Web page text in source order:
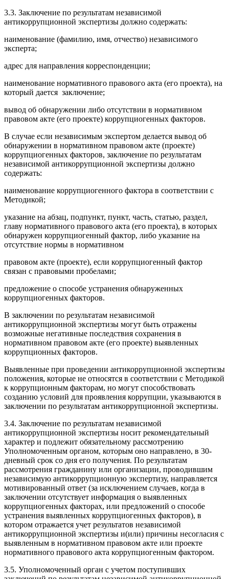
3.3. Заключение по результатам независимой
антикоррупционной экспертизы должно содержать:
наименование (фамилию, имя, отчество) независимого
эксперта;
адрес для направления корреспонденции;
наименование нормативного правового акта (его проекта), на
который дается заключение;
вывод об обнаружении либо отсутствии в нормативном
правовом акте (его проекте) коррупциогенных факторов.
В случае если независимым экспертом делается вывод об
обнаружении в нормативном правовом акте (проекте)
коррупциогенных факторов, заключение по результатам
независимой антикоррупционной экспертизы должно
содержать:
наименование коррупциогенного фактора в соответствии с
Методикой;
указание на абзац, подпункт, пункт, часть, статью, раздел,
главу нормативного правового акта (его проекта), в которых
обнаружен коррупциогенный фактор, либо указание на
отсутствие нормы в нормативном
правовом акте (проекте), если коррупциогенный фактор
связан с правовыми пробелами;
предложение о способе устранения обнаруженных
коррупциогенных факторов.
В заключении по результатам независимой
антикоррупционной экспертизы могут быть отражены
возможные негативные последствия сохранения в
нормативном правовом акте (его проекте) выявленных
коррупционных факторов.
Выявленные при проведении антикоррупционной экспертизы
положения, которые не относятся в соответствии с Методикой
к коррупционным факторам, но могут способствовать
созданию условий для проявления коррупции, указываются в
заключении по результатам антикоррупционной экспертизы.
3.4. Заключение по результатам независимой
антикоррупционной экспертизы носит рекомендательный
характер и подлежит обязательному рассмотрению
Уполномоченным органом, которым оно направлено, в 30-
дневный срок со дня его получения. По результатам
рассмотрения гражданину или организации, проводившим
независимую антикоррупционную экспертизу, направляется
мотивированный ответ (за исключением случаев, когда в
заключении отсутствует информация о выявленных
коррупциогенных факторах, или предложений о способе
устранения выявленных коррупциогенных факторов), в
котором отражается учет результатов независимой
антикоррупционной экспертизы и(или) причины несогласия с
выявленным в нормативном правовом акте или проекте
нормативного правового акта коррупциогенным фактором.
3.5. Уполномоченный орган с учетом поступивших